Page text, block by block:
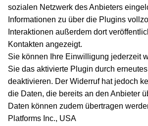
sozialen Netzwerk des Anbieters
Informationen zu über die Plugins
Interaktionen außerdem dort
Kontakten angezeigt.
Sie können Ihre Einwilligung jederzeit
Sie das aktivierte Plugin durch
deaktivieren. Der Widerruf hat jedoch
die Daten, die bereits an den Anbieter
Daten können zudem übertragen
Platforms Inc., USA